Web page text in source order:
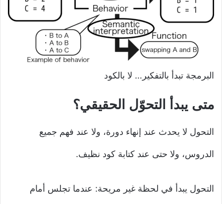
البرمجة تبدأ بالتفكير… لا بالكود
متى يبدأ التحوّل الحقيقي؟
التحول لا يحدث عند إنهاء دورة، ولا عند فهم جميع
الدروس، ولا حتى عند كتابة كود نظيف.
التحول يبدأ في لحظة غير مريحة: عندما تجلس أمام